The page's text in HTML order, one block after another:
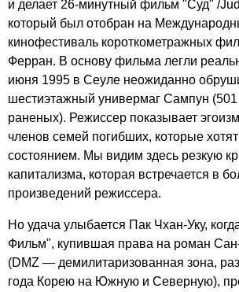
и делает 26-минутный фильм "Суд" /
который был отобран на
кинофестиваль короткометражных
Ферран. В основу фильма легли
июня 1995 в Сеуле неожиданно
шестиэтажный универмаг Сампун
раненых). Режиссер показывает
членов семей погибших, которые
состоянием. Мы видим здесь резкую
капитализма, которая встречается в
произведений режиссера.
Но удача улыбается Пак Чхан-Уку,
Фильм", купившая права на роман
(DMZ — демилитаризованная зона,
года Корею на Южную и Северную),